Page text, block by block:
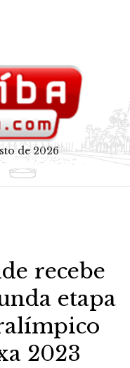
de 2026
recebe
etapa
2023